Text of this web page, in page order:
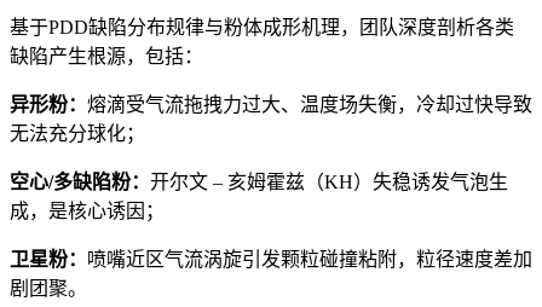
基于PDD缺陷分布规律与粉体成形机理，团队深度剖析各类
缺陷产生根源，包括：
异形粉： 熔滴受气流拖拽力过大、温度场失衡，冷却过快导致
无法充分球化；
空心/多缺陷粉： 开尔文 – 亥姆霍兹（KH）失稳诱发气泡生
成，是核心诱因；
卫星粉： 喷嘴近区气流涡旋引发颗粒碰撞粘附，粒径速度差加
剧团聚。